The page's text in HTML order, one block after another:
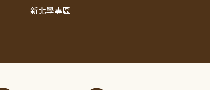
新北學專區